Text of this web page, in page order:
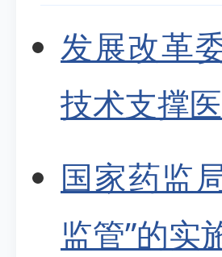
发展改革
技术支撑
国家药监
监管”的实